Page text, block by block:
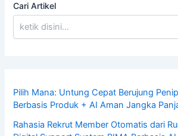
Cari Artikel
Pilih Mana: Untung Cepat Berujung
Berbasis Produk + AI Aman Jangka
Rahasia Rekrut Member Otomatis dari